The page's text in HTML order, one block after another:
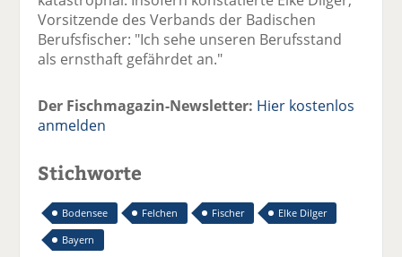
Vorsitzende des Verbands der Badischen
Berufsfischer: "Ich sehe unseren Berufsstand
als ernsthaft gefährdet an."
Der Fischmagazin-Newsletter: Hier kostenlos
anmelden
Stichworte
Bodensee Felchen Fischer
Elke Dilger
Bayern